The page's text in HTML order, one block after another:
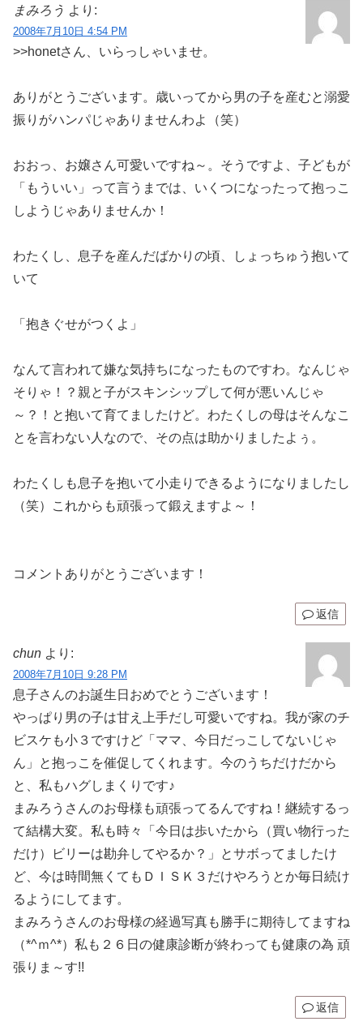
まみろう より:
2008年7月10日 4:54 PM
>>honetさん、いらっしゃいませ。
ありがとうございます。歳いってから男の子を産むと溺愛
振りがハンパじゃありませんわよ（笑）
おおっ、お嬢さん可愛いですね～。そうですよ、子どもが
「もういい」って言うまでは、いくつになったって抱っこ
しようじゃありませんか！
わたくし、息子を産んだばかりの頃、しょっちゅう抱いて
いて
「抱きぐせがつくよ」
なんて言われて嫌な気持ちになったものですわ。なんじゃ
そりゃ！？親と子がスキンシップして何が悪いんじゃ
～？！と抱いて育てましたけど。わたくしの母はそんなこ
とを言わない人なので、その点は助かりましたよぅ。
わたくしも息子を抱いて小走りできるようになりましたし
（笑）これからも頑張って鍛えますよ～！
コメントありがとうございます！
返信
chun より:
2008年7月10日 9:28 PM
息子さんのお誕生日おめでとうございます！
やっぱり男の子は甘え上手だし可愛いですね。我が家のチ
ビスケも小３ですけど「ママ、今日だっこしてないじゃ
ん」と抱っこを催促してくれます。今のうちだけだから
と、私もハグしまくりです♪
まみろうさんのお母様も頑張ってるんですね！継続するっ
て結構大変。私も時々「今日は歩いたから（買い物行った
だけ）ビリーは勘弁してやるか？」とサボってましたけ
ど、今は時間無くてもＤＩＳＫ３だけやろうとか毎日続け
るようにしてます。
まみろうさんのお母様の経過写真も勝手に期待してますね
（*^ｍ^*）私も２６日の健康診断が終わっても健康の為 頑
張りま～す!!
返信